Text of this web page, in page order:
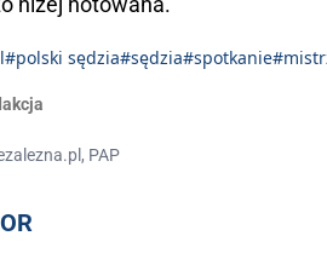
#polski sędzia#sędzia#spotkanie
PAP